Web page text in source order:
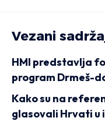
Vezani
HMI predstavlja
program Drmeš-
Kako su na
glasovali Hrvati u